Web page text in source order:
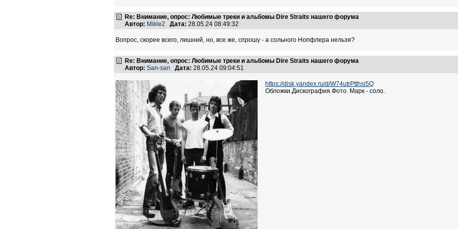
Re: Внимание, опрос: Любимые треки и альбомы Dire Straits нашего форума
Автор: Mikle2 Дата: 28.05.24 08:49:32
Вопрос, скорее всего, лишний, но, все же, спрошу - а сольного Нопфлера нельзя?
Re: Внимание, опрос: Любимые треки и альбомы Dire Straits нашего форума
Автор: San-san Дата: 28.05.24 09:04:51
https://disk.yandex.ru/d/W74utrPtthsi5Q
Обложки.Дискография.Фото. Марк - соло.